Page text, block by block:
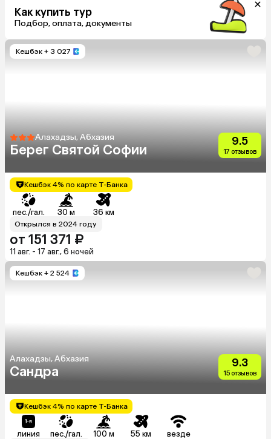
Как купить тур
Подбор, оплата, документы
Кешбэк + 3 027
Алахадзы, Абхазия
Берег Святой Софии
9.5
17 отзывов
Кешбэк 4% по карте Т-Банка
пес./гал. 30 м 36 км
Открылся в 2024 году
от 151 371 ₽
11 авг. - 17 авг., 6 ночей
Кешбэк + 2 524
Алахадзы, Абхазия
Сандра
9.3
15 отзывов
Кешбэк 4% по карте Т-Банка
линия пес./гал. 100 м 55 км везде